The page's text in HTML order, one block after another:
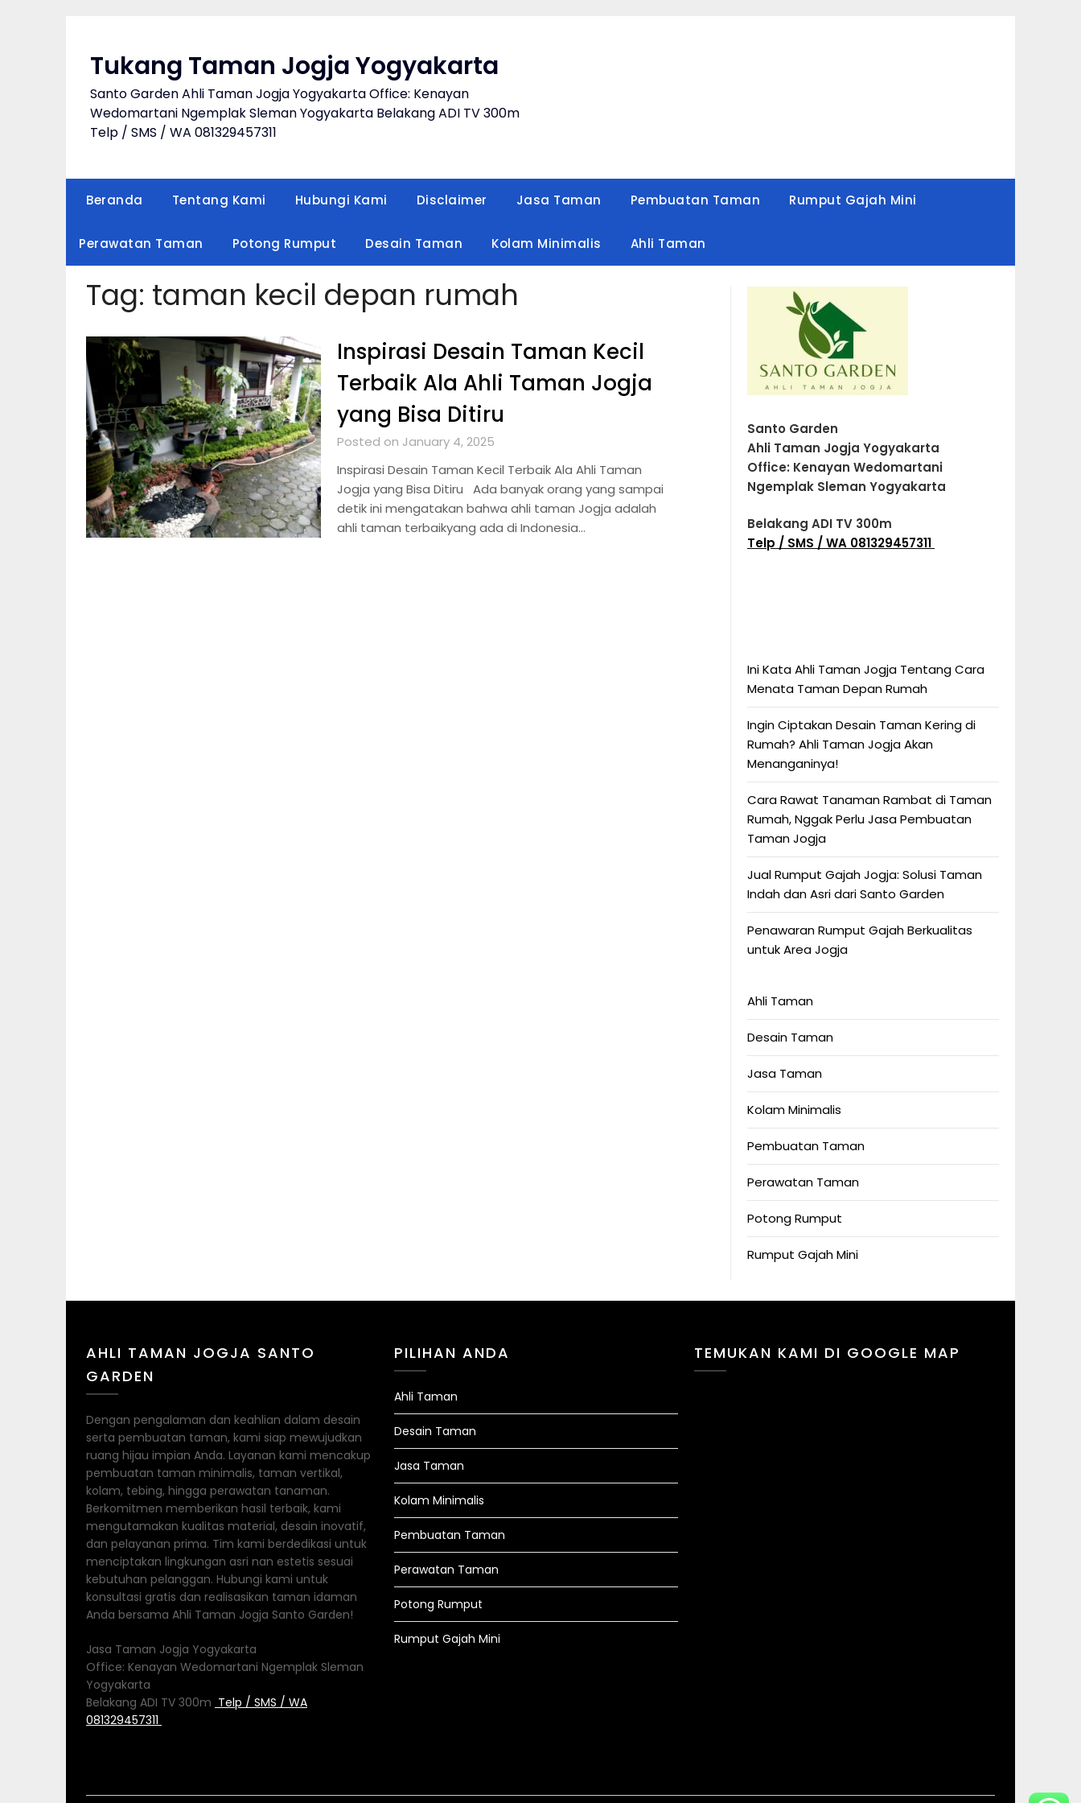
Tukang Taman Jogja Yogyakarta
Santo Garden Ahli Taman Jogja Yogyakarta Office: Kenayan
Wedomartani Ngemplak Sleman Yogyakarta Belakang ADI TV 300m
Telp / SMS / WA 081329457311
Beranda Tentang Kami Hubungi Kami Disclaimer Jasa Taman Pembuatan Taman Rumput Gajah Mini
Perawatan Taman Potong Rumput Desain Taman Kolam Minimalis Ahli Taman
Tag: taman kecil depan rumah
Inspirasi Desain Taman Kecil
Terbaik Ala Ahli Taman Jogja
yang Bisa Ditiru
Posted on January 4, 2025
Inspirasi Desain Taman Kecil Terbaik Ala Ahli Taman
Jogja yang Bisa Ditiru Ada banyak orang yang sampai
detik ini mengatakan bahwa ahli taman Jogja adalah
ahli taman terbaikyang ada di Indonesia…
Santo Garden
Ahli Taman Jogja Yogyakarta
Office: Kenayan Wedomartani
Ngemplak Sleman Yogyakarta
Belakang ADI TV 300m
Telp / SMS / WA 081329457311
Ini Kata Ahli Taman Jogja Tentang Cara
Menata Taman Depan Rumah
Ingin Ciptakan Desain Taman Kering di
Rumah? Ahli Taman Jogja Akan
Menanganinya!
Cara Rawat Tanaman Rambat di Taman
Rumah, Nggak Perlu Jasa Pembuatan
Taman Jogja
Jual Rumput Gajah Jogja: Solusi Taman
Indah dan Asri dari Santo Garden
Penawaran Rumput Gajah Berkualitas
untuk Area Jogja
Ahli Taman
Desain Taman
Jasa Taman
Kolam Minimalis
Pembuatan Taman
Perawatan Taman
Potong Rumput
Rumput Gajah Mini
AHLI TAMAN JOGJA SANTO
GARDEN
Dengan pengalaman dan keahlian dalam desain
serta pembuatan taman, kami siap mewujudkan
ruang hijau impian Anda. Layanan kami mencakup
pembuatan taman minimalis, taman vertikal,
kolam, tebing, hingga perawatan tanaman.
Berkomitmen memberikan hasil terbaik, kami
mengutamakan kualitas material, desain inovatif,
dan pelayanan prima. Tim kami berdedikasi untuk
menciptakan lingkungan asri nan estetis sesuai
kebutuhan pelanggan. Hubungi kami untuk
konsultasi gratis dan realisasikan taman idaman
Anda bersama Ahli Taman Jogja Santo Garden!
Jasa Taman Jogja Yogyakarta
Office: Kenayan Wedomartani Ngemplak Sleman
Yogyakarta
Belakang ADI TV 300m Telp / SMS / WA
081329457311
PILIHAN ANDA
Ahli Taman
Desain Taman
Jasa Taman
Kolam Minimalis
Pembuatan Taman
Perawatan Taman
Potong Rumput
Rumput Gajah Mini
TEMUKAN KAMI DI GOOGLE MAP